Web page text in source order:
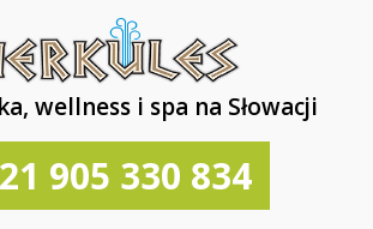
wellness i spa na Słowacji
905 330 834